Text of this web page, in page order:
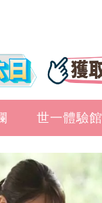
世一體驗館